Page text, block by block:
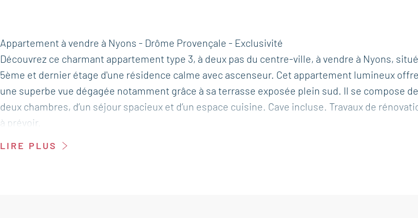
Appartement à vendre à Nyons - Drôme Provençale - Exclusivité
Découvrez ce charmant appartement type 3, à deux pas du centre-ville, à vendre à Nyons,
5ème et dernier étage d'une résidence calme avec ascenseur. Cet appartement lumineux
une superbe vue dégagée notamment grâce à sa terrasse exposée plein sud. Il se compose de
deux chambres, d’un séjour spacieux et d’un espace cuisine. Cave incluse. Travaux de
à prévoir.
LIRE PLUS